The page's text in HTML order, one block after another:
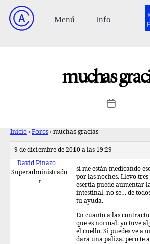
muchas
Inicio › Foros › muchas gracias
9 de diciembre de 2010 a las 19:29
David Pinazo
Superadministrado
r
si me están medicando
por las noches. Llevo tres
esertia puede aumentar
intestinal. no se… de
tu ayuda.
En cuanto a las
que es normal. yo tuve
el cuello. Si puedes ve a
dara una paliza, pero te